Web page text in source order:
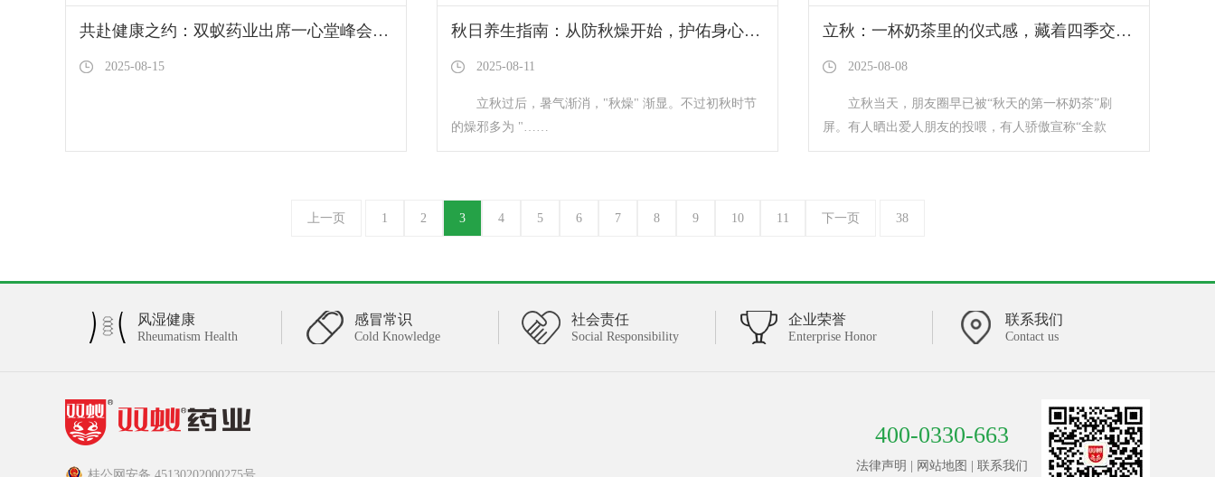
共赴健康之约：双蚁药业出席一心堂峰会并获殊荣
2025-08-15
秋日养生指南：从防秋燥开始，护佑身心安康
2025-08-11
立秋过后，暑气渐消，"秋燥" 渐显。不过初秋时节
的燥邪多为 "……
立秋：一杯奶茶里的仪式感，藏着四季交替的养生智慧
2025-08-08
立秋当天，朋友圈早已被“秋天的第一杯奶茶”刷
屏。有人晒出爱人朋友的投喂，有人骄傲宣称“全款
拿……
上一页 1 2 3 4 5 6 7 8 9 10 11 下一页 38
风湿健康
Rheumatism Health
感冒常识
Cold Knowledge
社会责任
Social Responsibility
企业荣誉
Enterprise Honor
联系我们
Contact us
400-0330-663
法律声明 网站地图 联系我们